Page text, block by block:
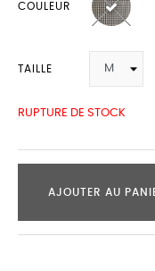
COULEUR
TAILLE
RUPTURE DE STOCK
AJOUTER AU